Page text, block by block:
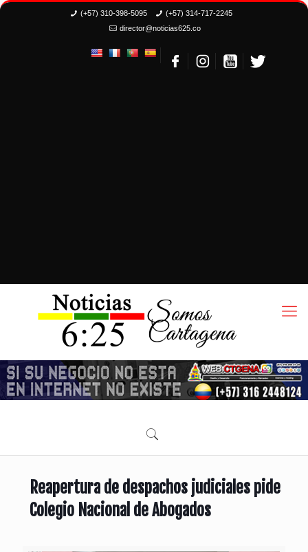
(+57) 310-398-5095
(+57) 314-717-2245
director@noticias625.co
Reapertura de despachos judiciales pide
Colegio Nacional de Abogados